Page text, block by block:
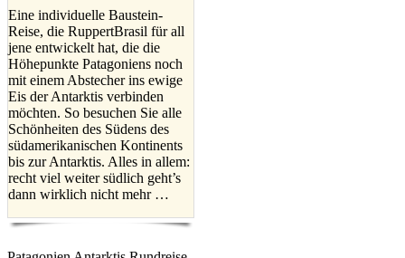
Eine individuelle Baustein-
Reise, die RuppertBrasil für all
jene entwickelt hat, die die
Höhepunkte Patagoniens noch
mit einem Abstecher ins ewige
Eis der Antarktis verbinden
möchten. So besuchen Sie alle
Schönheiten des Südens des
südamerikanischen Kontinents
bis zur Antarktis. Alles in allem:
recht viel weiter südlich geht’s
dann wirklich nicht mehr …